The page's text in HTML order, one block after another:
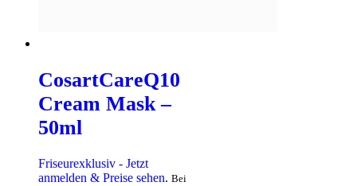
CosartCareQ10
Cream Mask –
50ml
Friseurexklusiv - Jetzt
anmelden & Preise sehen. Bei